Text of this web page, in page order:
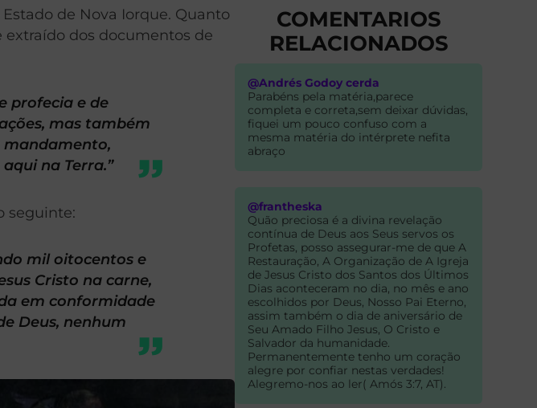
de Nova Iorque. Quanto
extraído dos documentos de
profecia e de
mas também
mandamento,
na Terra.”
seguinte:
mil oitocentos e
Cristo na carne,
em conformidade
Deus, nenhum
COMENTARIOS
RELACIONADOS
@Andrés Godoy cerda
Parabéns pela matéria,parece
completa e correta,sem deixar dúvidas,
fiquei um pouco confuso com a
mesma matéria do intérprete nefita
abraço
@frantheska
Quão preciosa é a divina revelação
contínua de Deus aos Seus servos os
Profetas, posso assegurar-me de que A
Restauração, A Organização de A Igreja
de Jesus Cristo dos Santos dos Últimos
Dias aconteceram no dia, no mês e ano
escolhidos por Deus, Nosso Pai Eterno,
assim também o dia de aniversário de
Seu Amado Filho Jesus, O Cristo e
Salvador da humanidade.
Permanentemente tenho um coração
alegre por confiar nestas verdades!
Alegremo-nos ao ler( Amós 3:7, AT).